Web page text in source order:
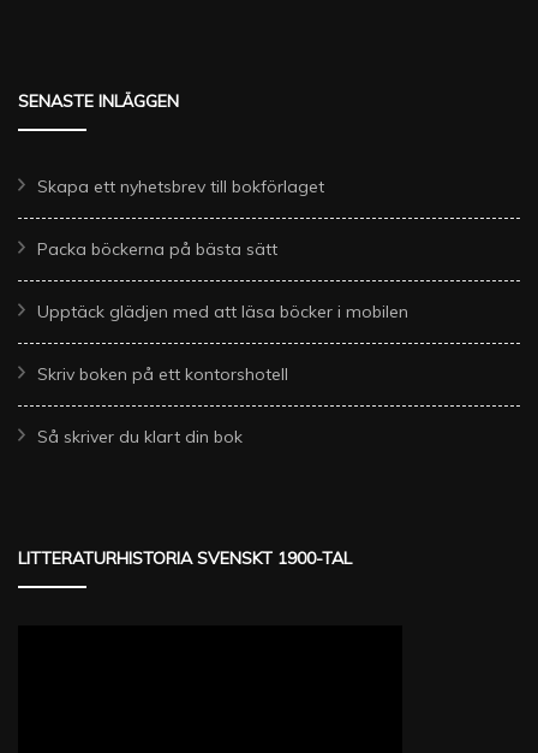
SENASTE INLÄGGEN
Skapa ett nyhetsbrev till bokförlaget
Packa böckerna på bästa sätt
Upptäck glädjen med att läsa böcker i mobilen
Skriv boken på ett kontorshotell
Så skriver du klart din bok
LITTERATURHISTORIA SVENSKT 1900-TAL